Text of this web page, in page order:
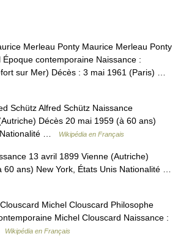
Merleau Ponty Maurice Merleau Ponty
contemporaine Naissance :
sur Mer) Décès : 3 mai 1961 (Paris) …
Schütz Alfred Schütz Naissance
Décès 20 mai 1959 (à 60 ans)
Nationalité …
Wikipédia en Français
13 avril 1899 Vienne (Autriche)
60 ans) New York, États Unis Nationalité …
Michel Clouscard Philosophe
Michel Clouscard Naissance :
Wikipédia en Français